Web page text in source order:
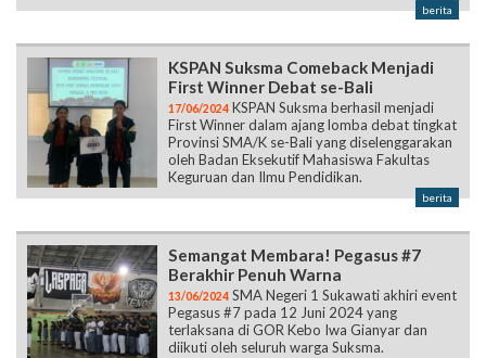
berita
KSPAN Suksma Comeback Menjadi
First Winner Debat se-Bali
17/06/2024 KSPAN Suksma berhasil menjadi
First Winner dalam ajang lomba debat tingkat
Provinsi SMA/K se-Bali yang diselenggarakan
oleh Badan Eksekutif Mahasiswa Fakultas
Keguruan dan Ilmu Pendidikan.
berita
Semangat Membara! Pegasus #7
Berakhir Penuh Warna
13/06/2024 SMA Negeri 1 Sukawati akhiri event
Pegasus #7 pada 12 Juni 2024 yang
terlaksana di GOR Kebo Iwa Gianyar dan
diikuti oleh seluruh warga Suksma.